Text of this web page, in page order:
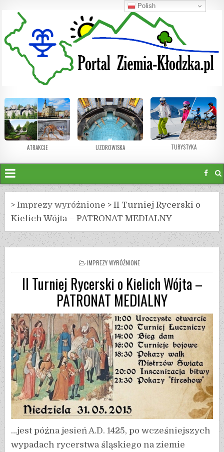
ATRAKCJE UZDROWISKA TURYSTYKA
>Imprezy wyróżnione >II Turniej Rycerski o
Kielich Wójta – PATRONAT MEDIALNY
IMPREZY WYRÓŻNIONE
II Turniej Rycerski o Kielich Wójta –
PATRONAT MEDIALNY
…jest późna jesień A.D. 1425, po wcześniejszych
wypadach rycerstwa śląskiego na ziemie
Polish